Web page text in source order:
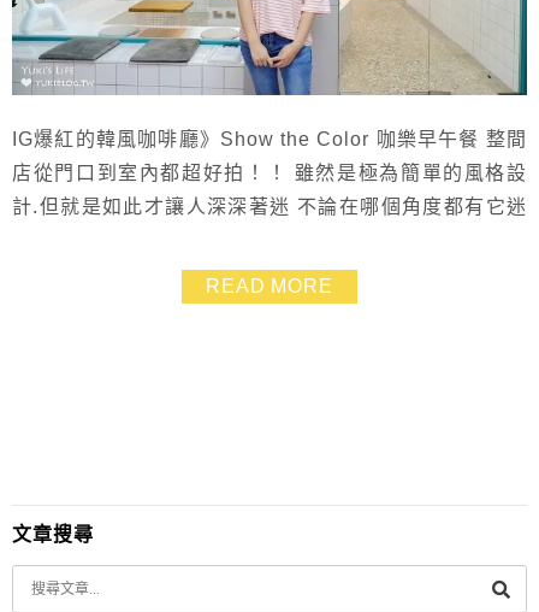
IG爆紅的韓風咖啡廳》Show the Color 咖樂早午餐 整間
店從門口到室內都超好拍！！ 雖然是極為簡單的風格設
計.但就是如此才讓人深深著迷 不論在哪個角度都有它迷
漂亮也很有特色❤ 免出門就能享有飛到韓國首爾喝咖啡的
感覺~真的讓人覺得好感動! 而且店內消費都不貴.趕快跟
READ MORE
文章搜尋